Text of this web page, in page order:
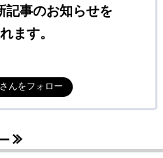
記事のお知らせを
ます。
んをフォロー